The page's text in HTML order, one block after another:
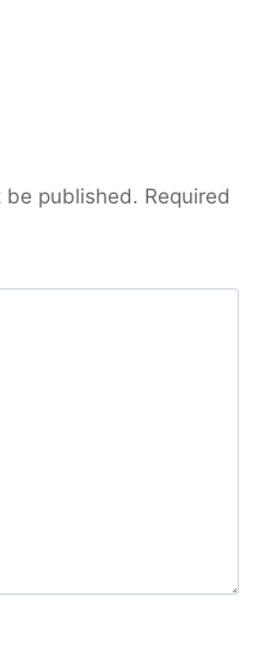
be published. Required